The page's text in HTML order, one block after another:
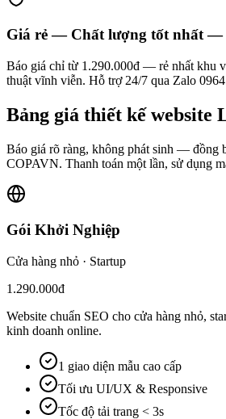
Giá rẻ — Chất lượng tốt nhất —
Báo giá chỉ từ 1.290.000đ — rẻ nhất khu
thuật vĩnh viễn. Hỗ trợ 24/7 qua Zalo
Bảng giá thiết kế website
Báo giá rõ ràng, không phát sinh — đồng
COPAVN. Thanh toán một lần, sử dụng
Gói Khởi Nghiệp
Cửa hàng nhỏ · Startup
1.290.000đ
Website chuẩn SEO cho cửa hàng nhỏ,
kinh doanh online.
1 giao diện mẫu cao cấp
Tối ưu UI/UX & Responsive
Tốc độ tải trang < 3s